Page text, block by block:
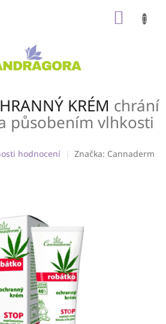
KRÉM chrání
působením vlhkosti
hodnocení Značka: Cannaderm